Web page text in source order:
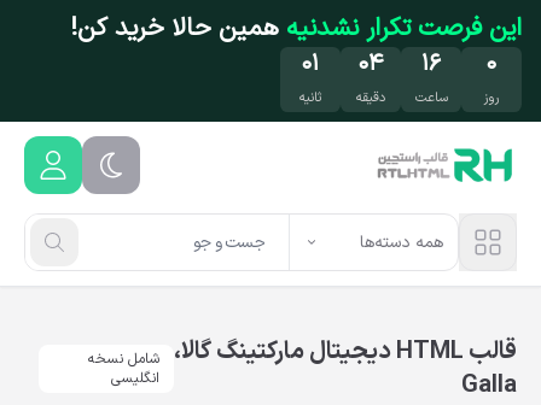
رفتن به محتوای اصلی
این فرصت تکرار نشدنیه همین حالا خرید کن!
۰
روز
۱۶
ساعت
۰۴
دقیقه
۰۰
ثانیه
همه دسته‌ها
قالب HTML دیجیتال مارکتینگ گالا،
Galla
شامل نسخه
انگلیسی